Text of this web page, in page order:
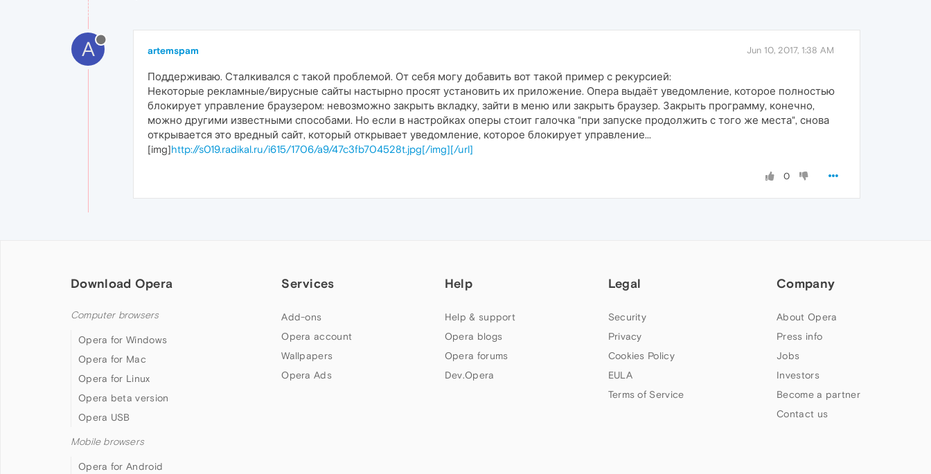
A artemspam Jun 10, 2017, 1:38 AM
Поддерживаю. Сталкивался с такой проблемой. От себя могу добавить вот такой пример с рекурсией:
Некоторые рекламные/вирусные сайты настырно просят установить их приложение. Опера выдаёт уведомление, которое полностью
блокирует управление браузером: невозможно закрыть вкладку, зайти в меню или закрыть браузер. Закрыть программу, конечно,
можно другими известными способами. Но если в настройках оперы стоит галочка "при запуске продолжить с того же места", снова
открывается это вредный сайт, который открывает уведомление, которое блокирует управление...
[img]http://s019.radikal.ru/i615/1706/a9/47c3fb704528t.jpg[/img][/url]
0
Download Opera
Computer browsers
Opera for Windows
Opera for Mac
Opera for Linux
Opera beta version
Opera USB
Mobile browsers
Opera for Android
Services
Add-ons
Opera account
Wallpapers
Opera Ads
Help
Help & support
Opera blogs
Opera forums
Dev.Opera
Legal
Security
Privacy
Cookies Policy
EULA
Terms of Service
Company
About Opera
Press info
Jobs
Investors
Become a partner
Contact us